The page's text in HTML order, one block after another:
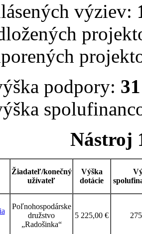
výziev:
podpory:
Nástroj
Žiadateľ/konečný
užívateľ
Výška
dotácie
Poľnohospodárske
družstvo
„Radošinka“
5 225,00 €